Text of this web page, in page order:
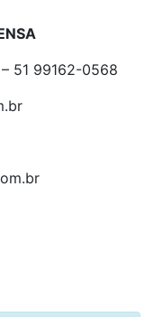
51 99162-0568